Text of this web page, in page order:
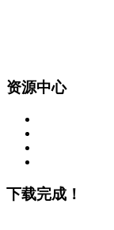
资源中心
下载完成！